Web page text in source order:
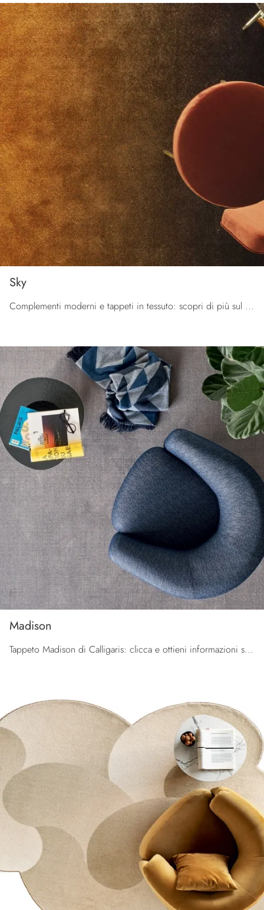
Sky
Complementi moderni e tappeti in tessuto: scopri di più sul modello Sky di Calligaris e potrai arricchire i tuoi interni.
Madison
Tappeto Madison di Calligaris: clicca e ottieni informazioni sui Complementi e tappeti moderni in tessuto del rinomato marchio!